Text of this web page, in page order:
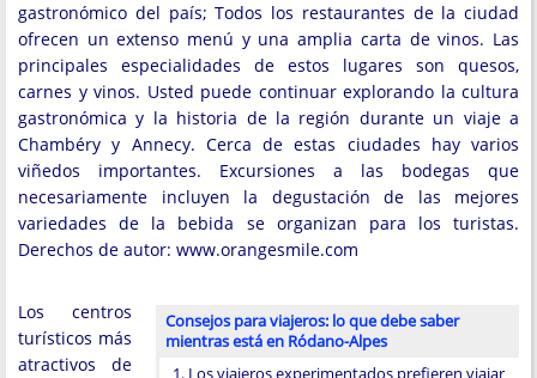
gastronómico del país; Todos los restaurantes de la ciudad
ofrecen un extenso menú y una amplia carta de vinos. Las
principales especialidades de estos lugares son quesos,
carnes y vinos. Usted puede continuar explorando la cultura
gastronómica y la historia de la región durante un viaje a
Chambéry y Annecy. Cerca de estas ciudades hay varios
viñedos importantes. Excursiones a las bodegas que
necesariamente incluyen la degustación de las mejores
variedades de la bebida se organizan para los turistas.
Derechos de autor: www.orangesmile.com
Consejos para viajeros: lo que debe saber
mientras está en Ródano-Alpes
1. Los viajeros experimentados prefieren viajar
Los centros
turísticos más
atractivos de